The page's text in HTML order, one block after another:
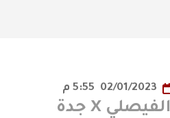
الفيصلي X جدة